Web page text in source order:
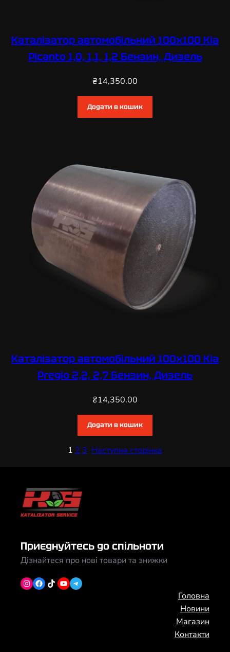
Каталізатор автомобільний 100х100 Kia
Picanto 1,0, 1,1, 1,2 Бензин, Дизель
₴14,350.00
Додати в кошик
Каталізатор автомобільний 100х100 Kia
Pregio 2,2, 2,7 Бензин, Дизель
₴14,350.00
Додати в кошик
1 2 3 Наступна сторінка
Приєднуйтесь до спільноти
Дізнайтеся про нові товари та знижки
Instagram Facebook TikTok YouTube
Telegram
Головна
Новини
Магазин
Контакти